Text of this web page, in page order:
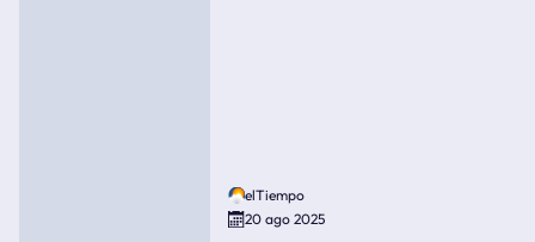
elTiempo
20 ago 2025